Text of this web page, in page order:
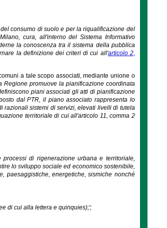
consumo di suolo e per la riqualificazione del
cura, all'interno del Sistema Informativo
la conoscenza tra il sistema della pubblica
la definizione dei criteri di cui all'articolo 2,
a tale scopo associati, mediante unione o
Regione promuove la pianificazione coordinata
piani associati gli atti di pianificazione
dal PTR, il piano associato rappresenta lo
razionali sistemi di servizi, elevati livelli di tutela
territoriale di cui all'articolo 11, comma 2
di rigenerazione urbana e territoriale,
lo sviluppo sociale ed economico sostenibile,
paesaggistiche, energetiche, sismiche nonché
di cui alla lettera e quinquies);';